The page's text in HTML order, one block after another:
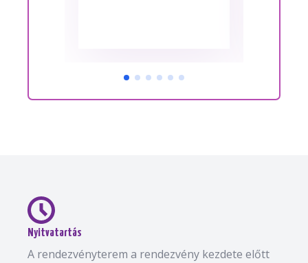
Nyitvatartás
A rendezvényterem a rendezvény kezdete előtt